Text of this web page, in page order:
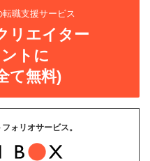
職支援サービス
リエイター
トに
て無料)
ォリオサービス。